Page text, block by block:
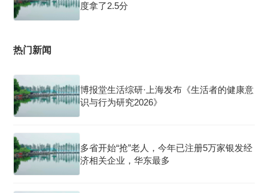
度拿了2.5分
热门新闻
博报堂生活综研·上海发布《生活者的健康意
识与行为研究2026》
多省开始“抢”老人，今年已注册5万家银发经
济相关企业，华东最多